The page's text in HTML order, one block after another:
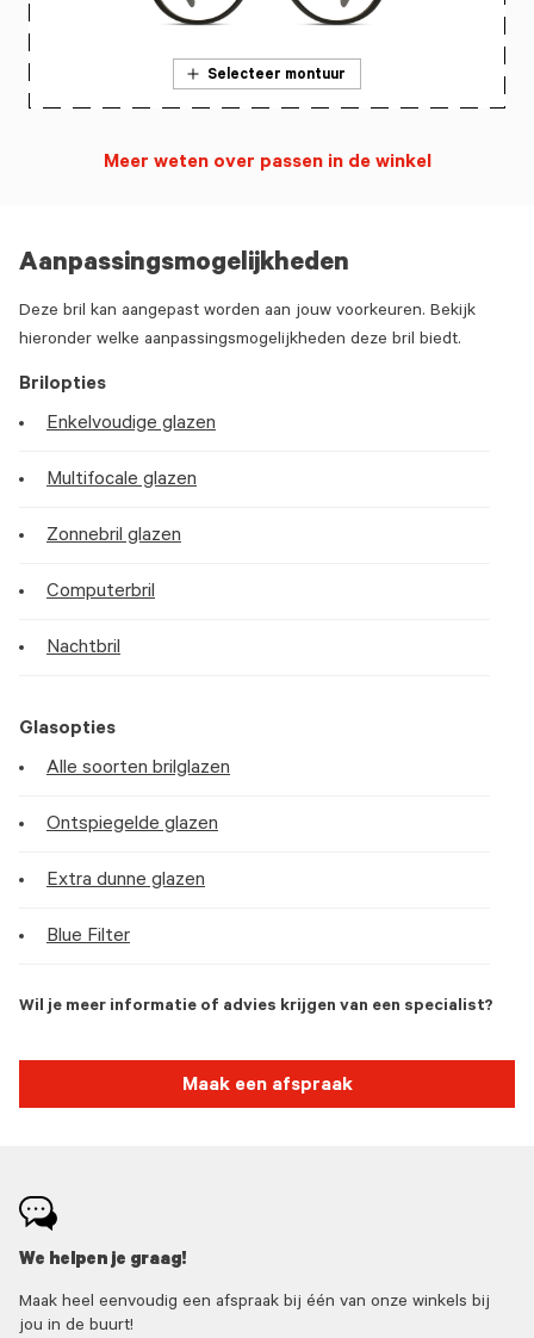
Aanpassingsmogelijkheden
Deze bril kan aangepast worden aan jouw voorkeuren. Bekijk
hieronder welke aanpassingsmogelijkheden deze bril biedt.
Brilopties
Enkelvoudige glazen
Multifocale glazen
Zonnebril glazen
Computerbril
Nachtbril
Glasopties
Alle soorten brilglazen
Ontspiegelde glazen
Extra dunne glazen
Blue Filter
Wil je meer informatie of advies krijgen van een specialist?
Maak een afspraak
Selecteer montuur
Meer weten over passen in de winkel
We helpen je graag!
Maak heel eenvoudig een afspraak bij één van onze winkels bij
jou in de buurt!